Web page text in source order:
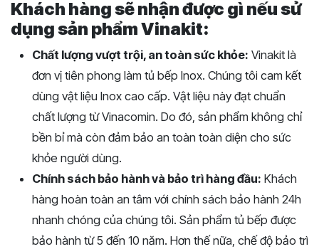
Khách hàng sẽ nhận được gì nếu sử
dụng sản phẩm Vinakit:
Chất lượng vượt trội, an toàn sức khỏe: Vinakit là
đơn vị tiên phong làm tủ bếp Inox. Chúng tôi cam kết
dùng vật liệu Inox cao cấp. Vật liệu này đạt chuẩn
chất lượng từ Vinacomin. Do đó, sản phẩm không chỉ
bền bỉ mà còn đảm bảo an toàn toàn diện cho sức
khỏe người dùng.
Chính sách bảo hành và bảo trì hàng đầu: Khách
hàng hoàn toàn an tâm với chính sách bảo hành 24h
nhanh chóng của chúng tôi. Sản phẩm tủ bếp được
bảo hành từ 5 đến 10 năm. Hơn thế nữa, chế độ bảo trì